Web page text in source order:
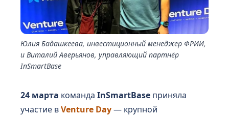
Юлия Бадашкеева, инвестиционный менеджер ФРИИ,
и Виталий Аверьянов, управляющий партнёр
InSmartBase
24 марта команда InSmartBase приняла
участие вVenture Day— крупной